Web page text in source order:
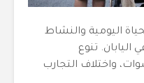
اليومية والنشاط
تنوع
واختلاف التجارب